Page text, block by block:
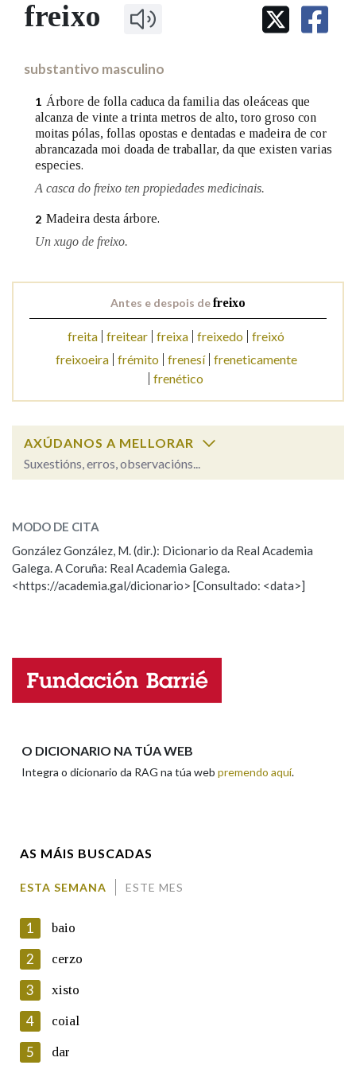
IDENTIDADE CORPORATIVA
MARCIAL DEL ADALID
FIGURAS HOMENAXEADAS
PRIMAVERA DAS LETRAS
PORTAL DAS PALABRAS
Facebook
TwitterYoutubeInstagram
Bluesky
BUSCAR NOS LEMAS
Remata por
Contén
BUSCAR NO CONTIDO
Nos exemplos
Na fraseoloxía
OUTRAS OPCIÓNS DE BUSCA
Pertence a
freixo
substantivo masculino
1 Árbore de folla caduca da familia das oleáceas que
alcanza de vinte a trinta metros de alto, toro groso con
moitas pólas, follas opostas e dentadas e madeira de cor
abrancazada moi doada de traballar, da que existen varias
especies.
A casca do freixo ten propiedades medicinais.
2 Madeira desta árbore.
Un xugo de freixo.
Antes e despois defreixo
freita freitear freixa freixedo freixó
freixoeira
frémito frenesí
freneticamente
frenético
AXÚDANOS A MELLORAR
Suxestións, erros, observacións...
ESCOLLE UNHA OPCIÓN:
Observación Hai un erro na palabra
Propoño mellorar a definición
Nome
En cumprimento da normativa vixente en materia de
Protección de Datos de Carácter Persoal, a Real Academia
Galega informa a aqueles usuarios que faciliten o seu correo
electrónico, así como calquera outra información de carácter
persoal, que estes datos serán obxecto de tratamento
MODO DE CITA
González González, M. (dir.): Dicionario da Real Academia
Galega. A Coruña: Real Academia Galega.
<https://academia.gal/dicionario> [Consultado: <data>]
O DICIONARIO NA TÚA WEB
Integra o dicionario da RAG na túa web premendo aquí.
AS MÁIS BUSCADAS
ESTA SEMANA ESTE MES
1 baio
2 cerzo
3 xisto
4 coial
5 dar